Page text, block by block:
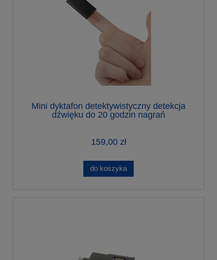
Mini dyktafon detektywistyczny detekcja
dźwięku do 20 godzin nagrań
159,00 zł
do koszyka